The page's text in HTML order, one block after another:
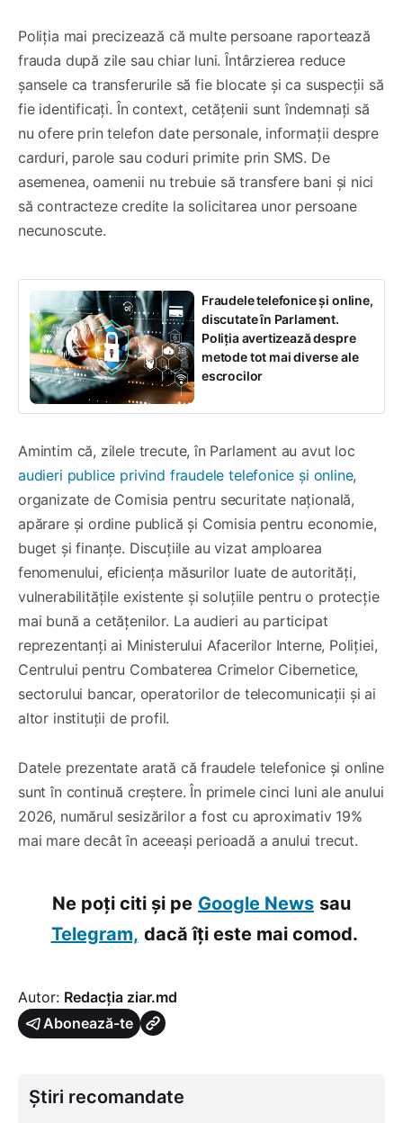
Poliția mai precizează că multe persoane raportează
frauda după zile sau chiar luni. Întârzierea reduce
șansele ca transferurile să fie blocate și ca suspecții să
fie identificați. În context, cetățenii sunt îndemnați să
nu ofere prin telefon date personale, informații despre
carduri, parole sau coduri primite prin SMS. De
asemenea, oamenii nu trebuie să transfere bani și nici
să contracteze credite la solicitarea unor persoane
necunoscute.
Fraudele telefonice și online,
discutate în Parlament.
Poliția avertizează despre
metode tot mai diverse ale
escrocilor
Amintim că, zilele trecute, în Parlament au avut loc
audieri publice privind fraudele telefonice și online,
organizate de Comisia pentru securitate națională,
apărare și ordine publică și Comisia pentru economie,
buget și finanțe. Discuțiile au vizat amploarea
fenomenului, eficiența măsurilor luate de autorități,
vulnerabilitățile existente și soluțiile pentru o protecție
mai bună a cetățenilor. La audieri au participat
reprezentanți ai Ministerului Afacerilor Interne, Poliției,
Centrului pentru Combaterea Crimelor Cibernetice,
sectorului bancar, operatorilor de telecomunicații și ai
altor instituții de profil.
Datele prezentate arată că fraudele telefonice și online
sunt în continuă creștere. În primele cinci luni ale anului
2026, numărul sesizărilor a fost cu aproximativ 19%
mai mare decât în aceeași perioadă a anului trecut.
Ne poți citi și pe Google News sau
Telegram, dacă îți este mai comod.
Autor: Redacția ziar.md
Abonează-te
Știri recomandate